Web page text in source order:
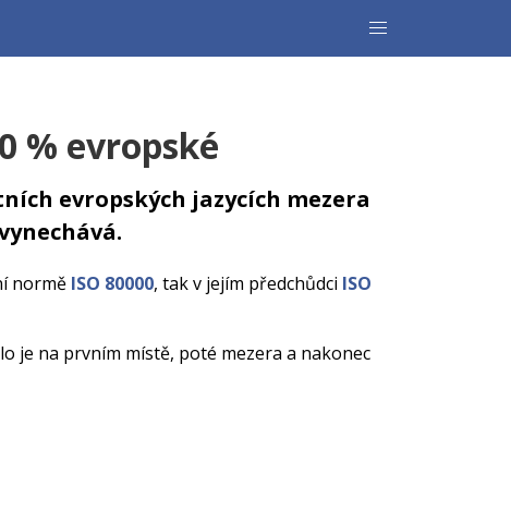
% evropské
evropských jazycích mezera
normě ISO 80000, tak v jejím předchůdci ISO
je na prvním místě, poté mezera a nakonec